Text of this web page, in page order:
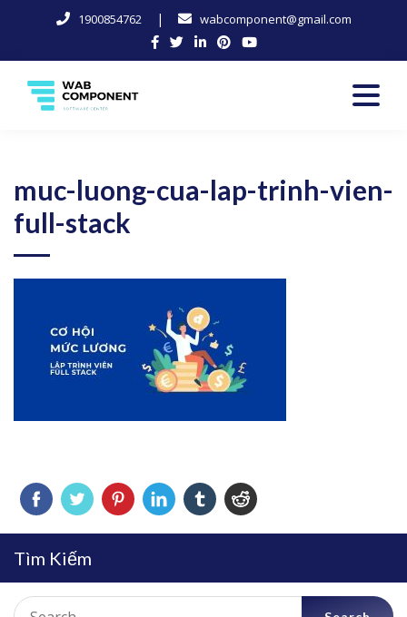
1900854762 | wabcomponent@gmail.com
content
muc-luong-cua-lap-trinh-vien-
full-stack
Tìm Kiếm
Search